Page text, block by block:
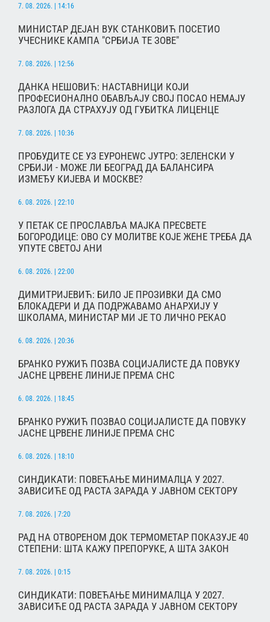
7. 08. 2026. | 14:16
МИНИСТАР ДЕЈАН ВУК СТАНКОВИЋ ПОСЕТИО
УЧЕСНИКЕ КАМПА "СРБИЈА ТЕ ЗОВЕ"
7. 08. 2026. | 12:56
ДАНКА НЕШОВИЋ: НАСТАВНИЦИ КОЈИ
ПРОФЕСИОНАЛНО ОБАВЉАЈУ СВОЈ ПОСАО НЕМАЈУ
РАЗЛОГА ДА СТРАХУЈУ ОД ГУБИТКА ЛИЦЕНЦЕ
7. 08. 2026. | 10:36
ПРОБУДИТЕ СЕ УЗ ЕУРОНЕWС ЈУТРО: ЗЕЛЕНСКИ У
СРБИЈИ - МОЖЕ ЛИ БЕОГРАД ДА БАЛАНСИРА
ИЗМЕЂУ КИЈЕВА И МОСКВЕ?
6. 08. 2026. | 22:10
У ПЕТАК СЕ ПРОСЛАВЉА МАЈКА ПРЕСВЕТЕ
БОГОРОДИЦЕ: ОВО СУ МОЛИТВЕ КОЈЕ ЖЕНЕ ТРЕБА ДА
УПУТЕ СВЕТОЈ АНИ
6. 08. 2026. | 22:00
ДИМИТРИЈЕВИЋ: БИЛО ЈЕ ПРОЗИВКИ ДА СМО
БЛОКАДЕРИ И ДА ПОДРЖАВАМО АНАРХИЈУ У
ШКОЛАМА, МИНИСТАР МИ ЈЕ ТО ЛИЧНО РЕКАО
6. 08. 2026. | 20:36
БРАНКО РУЖИЋ ПОЗВА СОЦИЈАЛИСТЕ ДА ПОВУКУ
ЈАСНЕ ЦРВЕНЕ ЛИНИЈЕ ПРЕМА СНС
6. 08. 2026. | 18:45
БРАНКО РУЖИЋ ПОЗВАО СОЦИЈАЛИСТЕ ДА ПОВУКУ
ЈАСНЕ ЦРВЕНЕ ЛИНИЈЕ ПРЕМА СНС
6. 08. 2026. | 18:10
СИНДИКАТИ: ПОВЕЋАЊЕ МИНИМАЛЦА У 2027.
ЗАВИСИЋЕ ОД РАСТА ЗАРАДА У ЈАВНОМ СЕКТОРУ
7. 08. 2026. | 7:20
РАД НА ОТВОРЕНОМ ДОК ТЕРМОМЕТАР ПОКАЗУЈЕ 40
СТЕПЕНИ: ШТА КАЖУ ПРЕПОРУКЕ, А ШТА ЗАКОН
7. 08. 2026. | 0:15
СИНДИКАТИ: ПОВЕЋАЊЕ МИНИМАЛЦА У 2027.
ЗАВИСИЋЕ ОД РАСТА ЗАРАДА У ЈАВНОМ СЕКТОРУ